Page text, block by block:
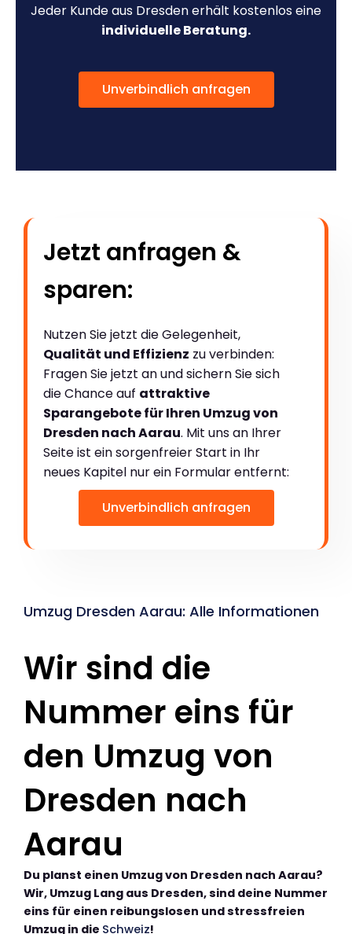
Jeder Kunde aus Dresden erhält kostenlos eine
individuelle Beratung.
Unverbindlich anfragen
Jetzt anfragen &
sparen:
Nutzen Sie jetzt die Gelegenheit,
Qualität und Effizienz zu verbinden:
Fragen Sie jetzt an und sichern Sie sich
die Chance auf attraktive
Sparangebote für Ihren Umzug von
Dresden nach Aarau. Mit uns an Ihrer
Seite ist ein sorgenfreier Start in Ihr
neues Kapitel nur ein Formular entfernt:
Unverbindlich anfragen
Umzug Dresden Aarau: Alle Informationen
Wir sind die
Nummer eins für
den Umzug von
Dresden nach
Aarau
Du planst einen Umzug von Dresden nach Aarau?
Wir, Umzug Lang aus Dresden, sind deine Nummer
eins für einen reibungslosen und stressfreien
Umzug in die Schweiz!